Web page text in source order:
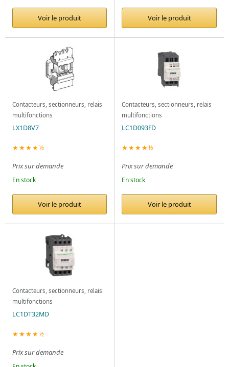
Voir le produit Voir le produit
Contacteurs, sectionneurs, relais
multifonctions
LX1D8V7
★★★★½
Prix sur demande
En stock
Voir le produit
Contacteurs, sectionneurs, relais
multifonctions
LC1D093FD
★★★★½
Prix sur demande
En stock
Voir le produit
Contacteurs, sectionneurs, relais
multifonctions
LC1DT32MD
★★★★½
Prix sur demande